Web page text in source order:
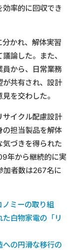
率的に回収でき
かれ、解体実習
論した。また、
員から、日常業務
が共有され、設計
を交わした。
サイクル配慮設計
の担当製品を解体
づきを得られた
年から継続的に実
加者数は267名に
ミーの取り組
白物家電の「リ
への円滑な移行の